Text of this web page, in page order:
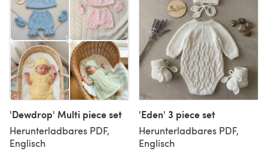
'Dewdrop' Multi piece set
Herunterladbares PDF,
Englisch
'Eden' 3 piece set
Herunterladbares PDF,
Englisch